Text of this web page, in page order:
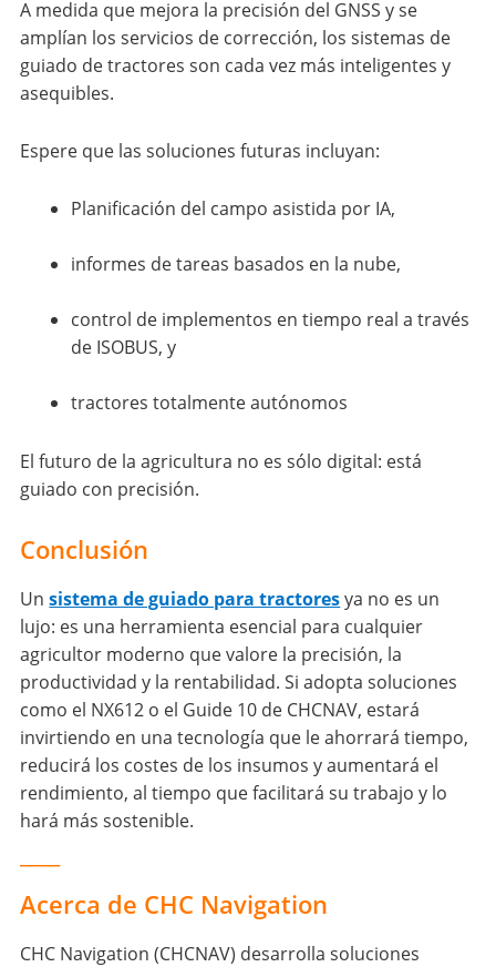
A medida que mejora la precisión del GNSS y se
amplían los servicios de corrección, los sistemas de
guiado de tractores son cada vez más inteligentes y
asequibles.
Espere que las soluciones futuras incluyan:
Planificación del campo asistida por IA,
informes de tareas basados en la nube,
control de implementos en tiempo real a través
de ISOBUS, y
tractores totalmente autónomos
El futuro de la agricultura no es sólo digital: está
guiado con precisión.
Conclusión
Unsistema de guiado para tractoresya no es un
lujo: es una herramienta esencial para cualquier
agricultor moderno que valore la precisión, la
productividad y la rentabilidad. Si adopta soluciones
como el NX612 o el Guide 10 de CHCNAV, estará
invirtiendo en una tecnología que le ahorrará tiempo,
reducirá los costes de los insumos y aumentará el
rendimiento, al tiempo que facilitará su trabajo y lo
hará más sostenible.
Acerca de CHC Navigation
CHC Navigation (CHCNAV) desarrolla soluciones